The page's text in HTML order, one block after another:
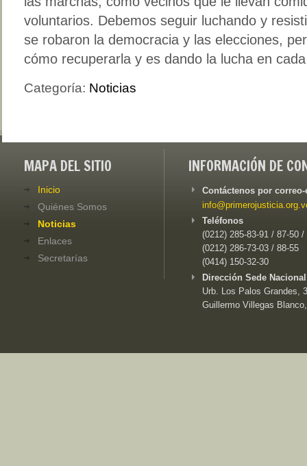
voluntarios. Debemos seguir luchando y
se robaron la democracia y las elecciones,
cómo recuperarla y es dando la lucha en
Categoría: Noticias
MAPA DEL SITIO
Inicio
Quiénes Somos
Noticias
Enlaces
Secretarías
INFORMACIÓN DE
Contáctenos por
Teléfonos
(0212) 285-83-91 / 87-50 /
(0212) 286-73-03 / 88-55
(0414) 150-32-30
Dirección Sede
Urb. Los Palos Grandes,
Guillermo Villegas